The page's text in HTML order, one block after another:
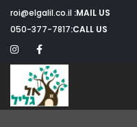
MAIL US:
CALL US:
050-377-7817